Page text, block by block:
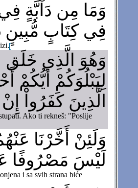
وَمَا مِن دَآبَّةٍ
فِي كِتَابٍ مُّبِينٍ 6
وَهُوَ الَّذِي خَلَق
لِيَبْلُوَكُمْ أَيُّكُمْ
الَّذِينَ كَفَرُواْ
Ako ti rekneš: "Poslije
وَلَئِنْ أَخَّرْنَا
لَيْسَ مَصْرُوفًا
i sa svih strana biće